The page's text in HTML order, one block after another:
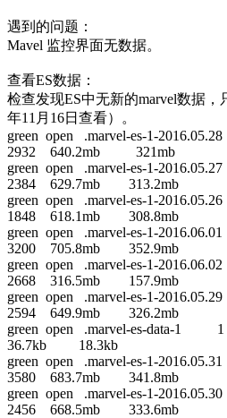
遇到的问题：
Mavel 监控界面无数据。
查看ES数据：
检查发现ES中无新的marvel数据
年11月16日查看）。
green open .marvel-es-1-
2932 640.2mb 321mb
green open .marvel-es-1-
2384 629.7mb 313.2mb
green open .marvel-es-1-
1848 618.1mb 308.8mb
green open .marvel-es-1-
3200 705.8mb 352.9mb
green open .marvel-es-1-
2668 316.5mb 157.9mb
green open .marvel-es-1-
2594 649.9mb 326.2mb
green open .marvel-es-
36.7kb 18.3kb
green open .marvel-es-1-
3580 683.7mb 341.8mb
green open .marvel-es-1-
2456 668.5mb 333.6mb